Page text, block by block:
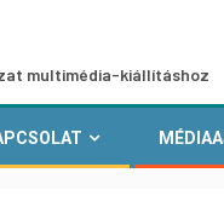
kiállításhoz